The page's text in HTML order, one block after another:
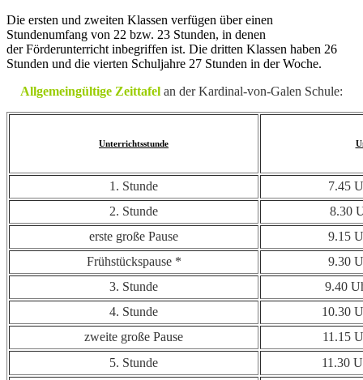
Die ersten und zweiten Klassen verfügen über einen
Stundenumfang von 22 bzw. 23 Stunden, in denen
der Förderunterricht inbegriffen ist. Die dritten Klassen haben 26
Stunden und die vierten Schuljahre 27 Stunden in der Woche.
Allgemeingültige Zeittafel an der Kardinal-von-Galen Schule:
Unterrichtsstunde
1. Stunde
7.45
2. Stunde
8.30
erste große Pause
9.15
Frühstückspause *
9.30
3. Stunde
9.40
4. Stunde
10.30
zweite große Pause
11.15
5. Stunde
11.30